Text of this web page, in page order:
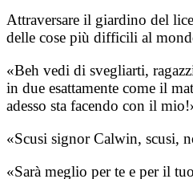
Attraversare il giardino del
delle cose più difficili al
«Beh vedi di svegliarti,
in due esattamente come il
adesso sta facendo con il
«Scusi signor Calwin, scusi,
«Sarà meglio per te e per il